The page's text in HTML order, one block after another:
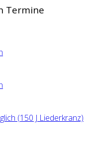
Termine
(150 J Liederkranz)